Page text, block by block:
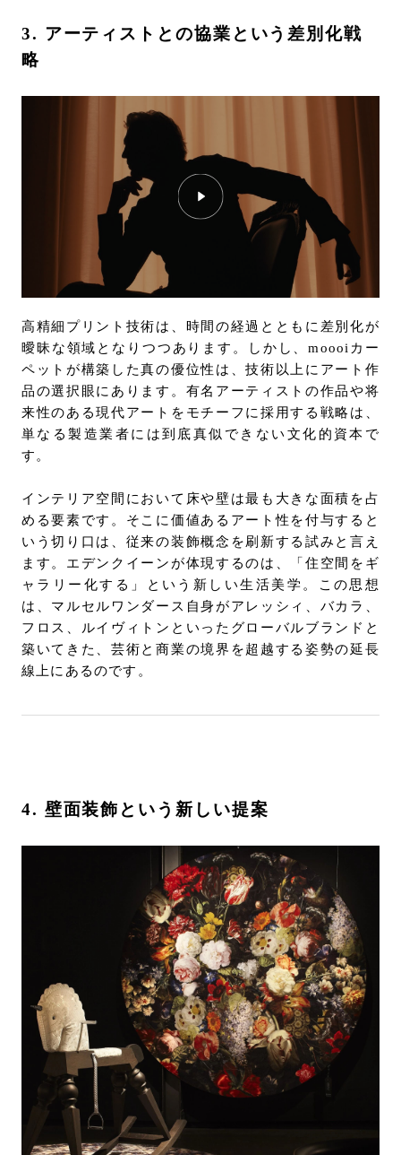
3. アーティストとの協業という差別化戦
略
高精細プリント技術は、時間の経過とともに差別化が
曖昧な領域となりつつあります。しかし、moooiカー
ペットが構築した真の優位性は、技術以上にアート作
品の選択眼にあります。有名アーティストの作品や将
来性のある現代アートをモチーフに採用する戦略は、
単なる製造業者には到底真似できない文化的資本で
す。
インテリア空間において床や壁は最も大きな面積を占
める要素です。そこに価値あるアート性を付与すると
いう切り口は、従来の装飾概念を刷新する試みと言え
ます。エデンクイーンが体現するのは、「住空間をギ
ャラリー化する」という新しい生活美学。この思想
は、マルセルワンダース自身がアレッシィ、バカラ、
フロス、ルイヴィトンといったグローバルブランドと
築いてきた、芸術と商業の境界を超越する姿勢の延長
線上にあるのです。
4. 壁面装飾という新しい提案